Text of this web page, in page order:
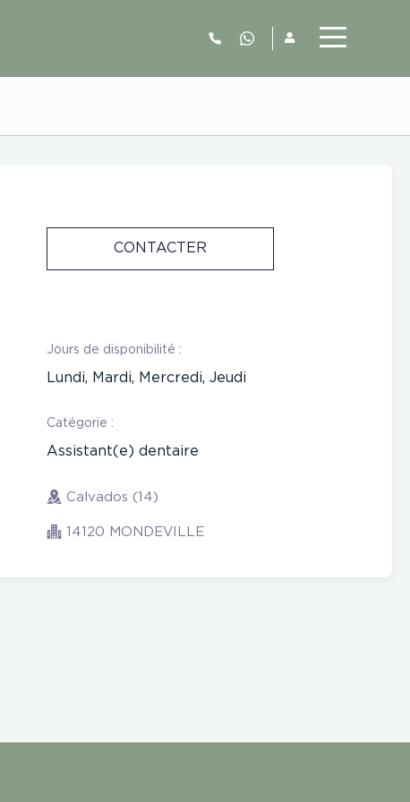
06.52.63.77.73
CONTACTER
Jours de disponibilité :
Lundi, Mardi, Mercredi, Jeudi
Catégorie :
Assistant(e) dentaire
Calvados (14)
14120 MONDEVILLE